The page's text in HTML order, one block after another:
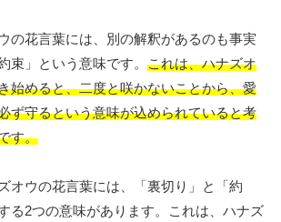
の花言葉には、別の解釈があるのも事実
束」という意味です。 これは、ハナズオ
始めると、二度と咲かないことから、愛
ず守るという意味が込められていると考
す。
オウの花言葉には、「裏切り」と「約
る2つの意味があります。これは、ハナズ